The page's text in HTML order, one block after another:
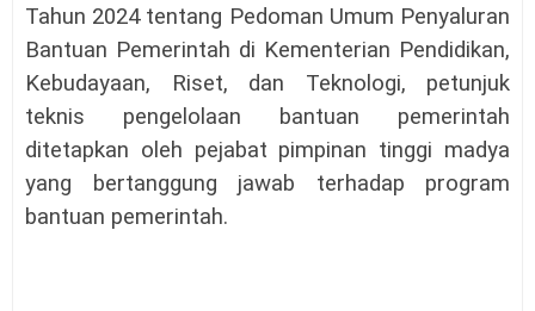
Tahun 2024 tentang Pedoman Umum Penyaluran
Bantuan Pemerintah di Kementerian Pendidikan,
Kebudayaan, Riset, dan Teknologi, petunjuk
teknis pengelolaan bantuan pemerintah
ditetapkan oleh pejabat pimpinan tinggi madya
yang bertanggung jawab terhadap program
bantuan pemerintah.